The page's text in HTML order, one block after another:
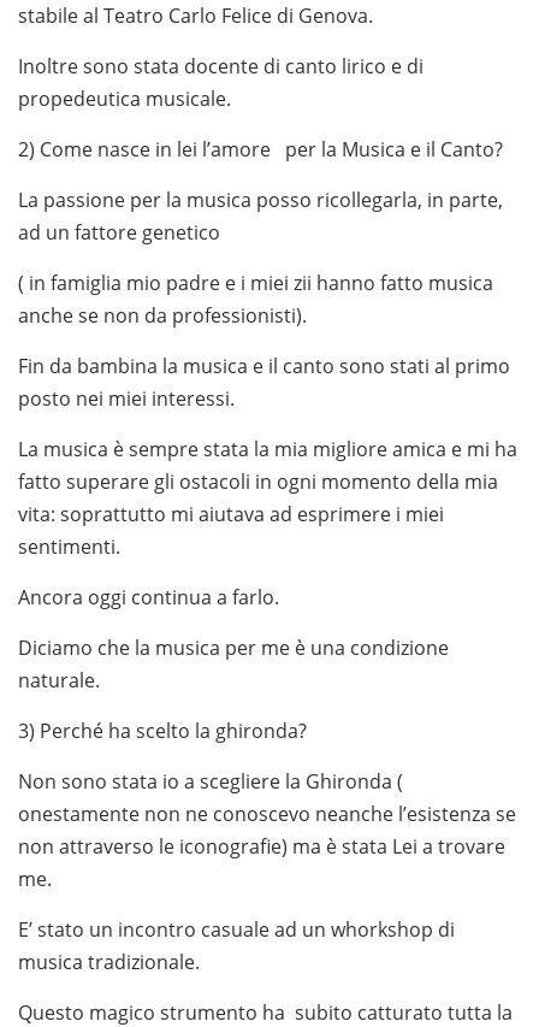
stabile al Teatro Carlo Felice di Genova.
Inoltre sono stata docente di canto lirico e di
propedeutica musicale.
2) Come nasce in lei l’amore per la Musica e il Canto?
La passione per la musica posso ricollegarla, in parte,
ad un fattore genetico
( in famiglia mio padre e i miei zii hanno fatto musica
anche se non da professionisti).
Fin da bambina la musica e il canto sono stati al primo
posto nei miei interessi.
La musica è sempre stata la mia migliore amica e mi ha
fatto superare gli ostacoli in ogni momento della mia
vita: soprattutto mi aiutava ad esprimere i miei
sentimenti.
Ancora oggi continua a farlo.
Diciamo che la musica per me è una condizione
naturale.
3) Perché ha scelto la ghironda?
Non sono stata io a scegliere la Ghironda (
onestamente non ne conoscevo neanche l’esistenza se
non attraverso le iconografie) ma è stata Lei a trovare
me.
E’ stato un incontro casuale ad un whorkshop di
musica tradizionale.
Questo magico strumento ha subito catturato tutta la